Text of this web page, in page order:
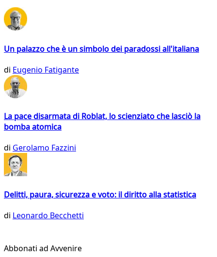
Un palazzo che è un simbolo dei paradossi all'italiana
di Eugenio Fatigante
La pace disarmata di Roblat, lo scienziato che lasciò la
bomba atomica
di Gerolamo Fazzini
Delitti, paura, sicurezza e voto: il diritto alla statistica
di Leonardo Becchetti
Abbonati ad Avvenire